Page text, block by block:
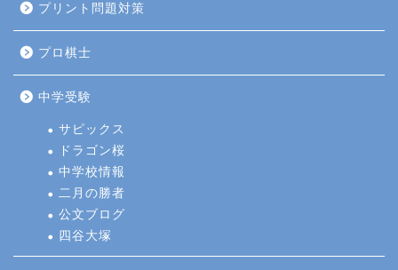
プリント問題対策
プロ棋士
中学受験
サピックス
ドラゴン桜
中学校情報
二月の勝者
公文ブログ
四谷大塚